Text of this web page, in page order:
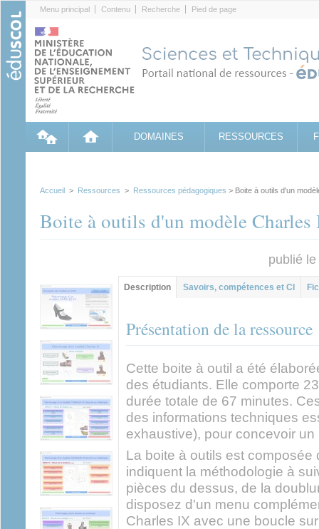
Menu principal Contenu Recherche Pied de page
DOMAINES RESSOURCES
Accueil > Ressources > Ressources pédagogiques > Boite à outils d'un
Boite à outils d'un modèle
publié
Contenu principal
Description (onglet
actif)
Savoirs, compétences et CI
Présentation de la ressource
Cette boite à outil a été
des étudiants. Elle comporte
durée totale de 67 minutes.
des informations techniques
exhaustive), pour concevoir
La boite à outils est
indiquent la méthodologie à
pièces du dessus, de la
disposez d'un menu
Charles IX avec une boucle